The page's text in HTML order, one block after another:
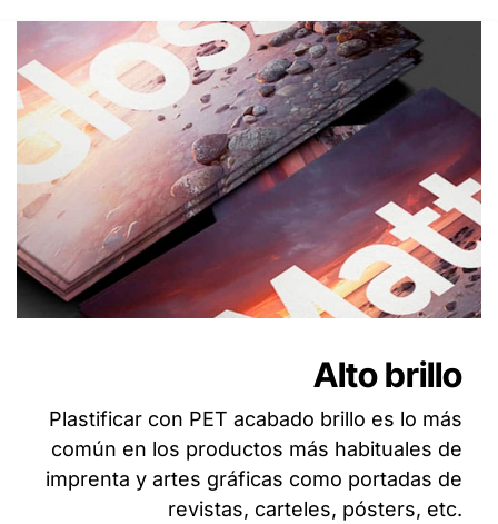
Alto brillo
Plastificar con PET acabado brillo es lo más
común en los productos más habituales de
imprenta y artes gráficas como portadas de
revistas, carteles, pósters, etc.